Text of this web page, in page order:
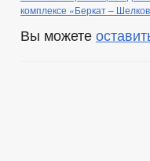
комплексе «Беркат –
Вы можете